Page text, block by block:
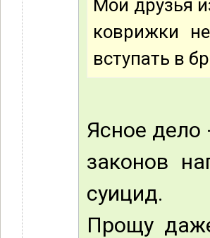
Мои друзья
коврижки
вступать в
Ясное дело
законов
суицид.
Прощу